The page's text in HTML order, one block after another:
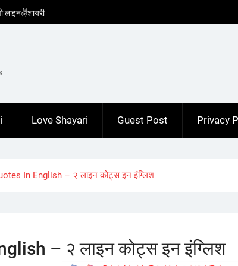
इन हिंदी
इन हिंदी
१ लाइन☝️शायरी इन
Love Shayari Guest Post Privacy
In English – २ लाइन कोट्स इन इंग्लिश
– २ लाइन कोट्स इन इंग्लिश